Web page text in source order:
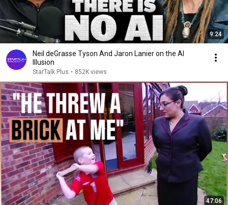
9:24
Neil deGrasse Tyson And Jaron Lanier on the AI
Illusion
StarTalk Plus • 852K views
47:06